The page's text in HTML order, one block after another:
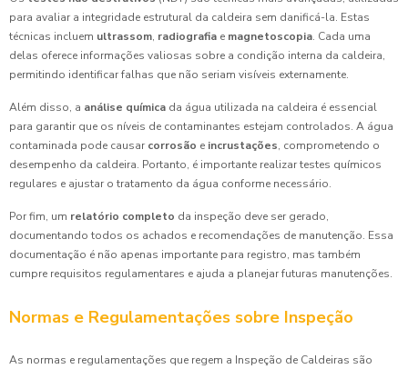
para avaliar a integridade estrutural da caldeira sem danificá-la. Estas
técnicas incluem ultrassom, radiografia e magnetoscopia. Cada uma
delas oferece informações valiosas sobre a condição interna da caldeira,
permitindo identificar falhas que não seriam visíveis externamente.
Além disso, a análise química da água utilizada na caldeira é essencial
para garantir que os níveis de contaminantes estejam controlados. A água
contaminada pode causar corrosão e incrustações, comprometendo o
desempenho da caldeira. Portanto, é importante realizar testes químicos
regulares e ajustar o tratamento da água conforme necessário.
Por fim, um relatório completo da inspeção deve ser gerado,
documentando todos os achados e recomendações de manutenção. Essa
documentação é não apenas importante para registro, mas também
cumpre requisitos regulamentares e ajuda a planejar futuras manutenções.
Normas e Regulamentações sobre Inspeção
As normas e regulamentações que regem a Inspeção de Caldeiras são